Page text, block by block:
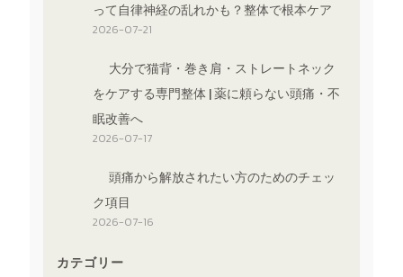
って自律神経の乱れかも？整体で根本ケア
2026-07-21
大分で猫背・巻き肩・ストレートネック
をケアする専門整体 | 薬に頼らない頭痛・不
眠改善へ
2026-07-17
頭痛から解放されたい方のためのチェッ
ク項目
2026-07-16
カテゴリー